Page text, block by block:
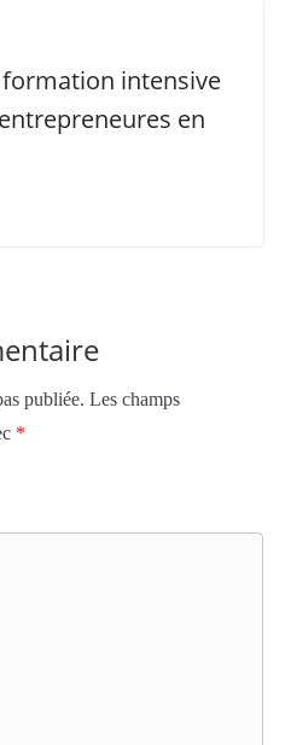
formation intensive
en
publiée. Les champs
*